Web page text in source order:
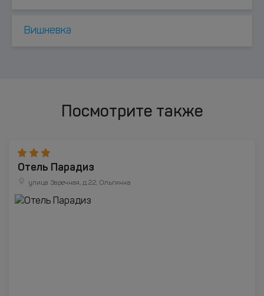
Вишневка
Посмотрите также
Отель Парадиз
улица Заречная, д.22, Ольгинка